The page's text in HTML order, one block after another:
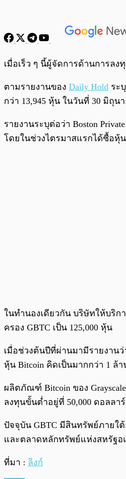
พร้อมเล่น
เมื่อเร็ว ๆ นี้ผู้จัดการด้านการลง
ตามรายงานของ Daily Hold ระ
กว่า 13,945 หุ้น ในวันที่ 30 มิถุน
รายงานระบุต่อว่า Boston
โดยในช่วงไตรมาสแรกได้ซื้อหุ้
ในทำนองเดียวกัน บริษัทให้บริก
ครอง GBTC เป็น 125,000 หุ้น
เมื่อช่วงต้นปีที่ผ่านมามีรายงานว่
หุ้น Bitcoin คิดเป็นมากกว่า 1 ล้
ผลิตภัณฑ์ Bitcoin ของ
ลงทุนขั้นต่ำอยู่ที่ 50,000 ดอลลา
ปัจจุบัน GBTC มีสินทรัพย์ภายใ
และตลาดหลักทรัพย์แห่งสหรัฐอเ
ที่มา : ลิงก์